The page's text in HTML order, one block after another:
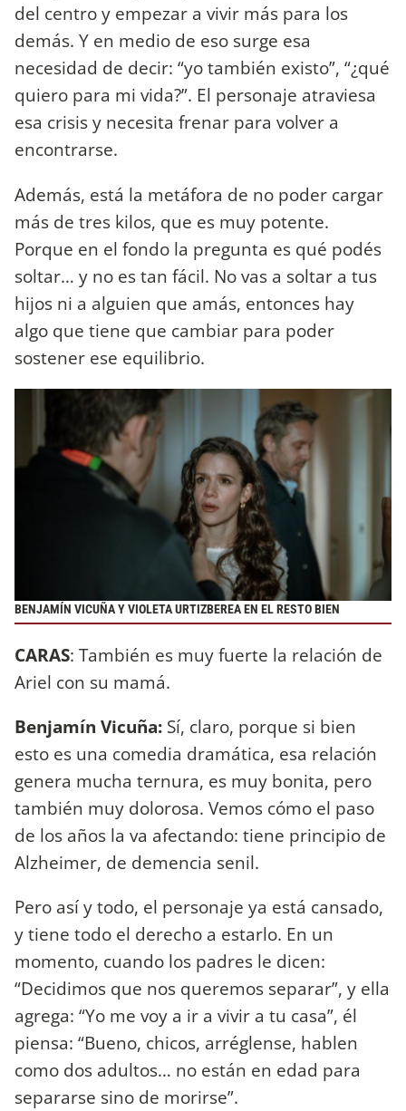
del centro y empezar a vivir más para los
demás. Y en medio de eso surge esa
necesidad de decir: “yo también existo”, “¿qué
quiero para mi vida?”. El personaje atraviesa
esa crisis y necesita frenar para volver a
encontrarse.
Además, está la metáfora de no poder cargar
más de tres kilos, que es muy potente.
Porque en el fondo la pregunta es qué podés
soltar… y no es tan fácil. No vas a soltar a tus
hijos ni a alguien que amás, entonces hay
algo que tiene que cambiar para poder
sostener ese equilibrio.
BENJAMÍN VICUÑA Y VIOLETA URTIZBEREA EN EL RESTO BIEN
CARAS: También es muy fuerte la relación de
Ariel con su mamá.
Benjamín Vicuña: Sí, claro, porque si bien
esto es una comedia dramática, esa relación
genera mucha ternura, es muy bonita, pero
también muy dolorosa. Vemos cómo el paso
de los años la va afectando: tiene principio de
Alzheimer, de demencia senil.
Pero así y todo, el personaje ya está cansado,
y tiene todo el derecho a estarlo. En un
momento, cuando los padres le dicen:
“Decidimos que nos queremos separar”, y ella
agrega: “Yo me voy a ir a vivir a tu casa”, él
piensa: “Bueno, chicos, arréglense, hablen
como dos adultos… no están en edad para
separarse sino de morirse”.